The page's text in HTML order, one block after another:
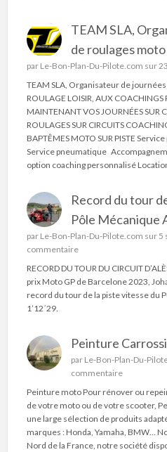
TEAM SLA,
de roulages
par Le-Bon-Plan-Du-Pilote.com sur
TEAM SLA, Organisateur de
ROULAGE LOISIR, AUX COACHINGS
MAINTENANT VOS JOURNÉES SUR
ROULAGES SUR CIRCUITS
BAPTÊMES MOTO SUR PISTE
Service pneumatique
option coaching personnalisé
Record du tour
Pôle Mécanique
par Le-Bon-Plan-Du-Pilote.com sur 5
commentaire
RECORD DU TOUR DU CIRCUIT
prix Moto GP de Barcelone 2023,
record du tour de la piste vitesse du
1’12´29.
Peinture
par Le-Bon-Plan-Du-
commentaire
Peinture moto Pour rénover ou
de votre moto ou de votre scooter,
une large sélection de produits
marques : Honda, Yamaha, BMW…
Nord de la France, notre société